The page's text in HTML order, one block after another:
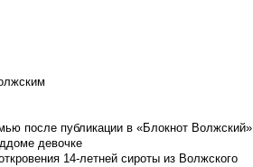
после публикации в «Блокнот Волжский»
девочке
14-летней сироты из Волжского